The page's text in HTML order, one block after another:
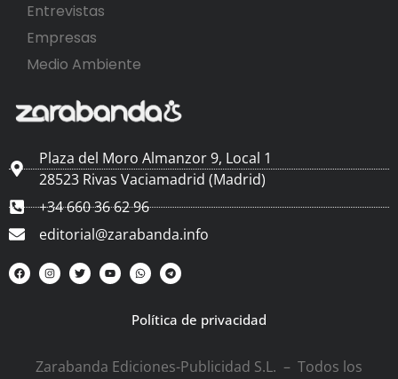
Entrevistas
Empresas
Medio Ambiente
Plaza del Moro Almanzor 9, Local 1
28523 Rivas Vaciamadrid (Madrid)
+34 660 36 62 96
editorial@zarabanda.info
Política de privacidad
Zarabanda Ediciones-Publicidad S.L. – Todos los